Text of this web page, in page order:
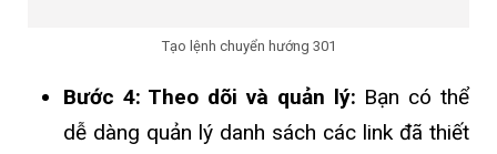
Tạo lệnh chuyển hướng 301
Bước 4: Theo dõi và quản lý: Bạn có thể
dễ dàng quản lý danh sách các link đã thiết